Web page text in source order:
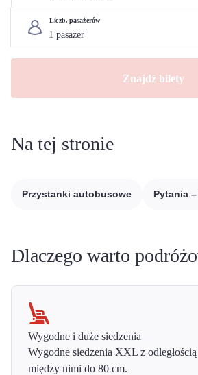
Liczb. pasażerów
Znajdź bilety
Na tej stronie
Przystanki autobusowe Pytania
Dlaczego warto
Wygodne i duże siedzenia
Wygodne siedzenia XXL z odległością
między nimi do 80 cm.